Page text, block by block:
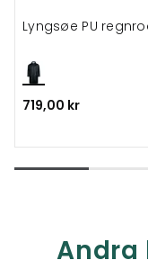
Lyngsøe PU
719,00 kr
Andra